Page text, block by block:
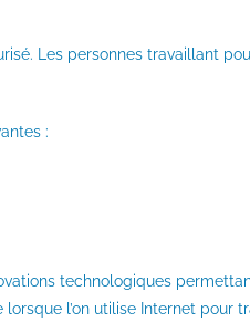
Les personnes travaillant
:
technologiques
l’on utilise Internet pour